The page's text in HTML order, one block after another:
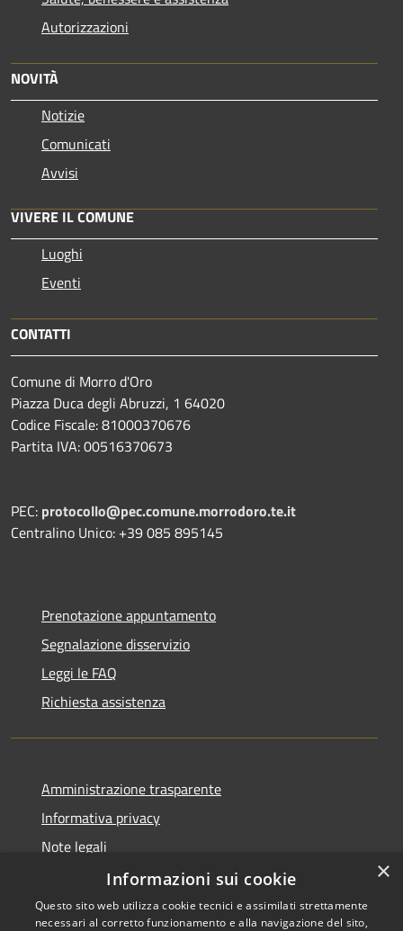
Autorizzazioni
NOVITÀ
Notizie
Comunicati
Avvisi
VIVERE IL COMUNE
Luoghi
Eventi
CONTATTI
Comune di Morro d'Oro
Piazza Duca degli Abruzzi, 1 64020
Codice Fiscale: 81000370676
Partita IVA: 00516370673
PEC: protocollo@pec.comune.morrodoro.te.it
Centralino Unico: +39 085 895145
Prenotazione appuntamento
Segnalazione disservizio
Leggi le FAQ
Richiesta assistenza
Amministrazione trasparente
Informativa privacy
Note legali
Dichiarazione di accessibilità
×
Informazioni sui cookie
Questo sito web utilizza cookie tecnici e assimilati strettamente
necessari al corretto funzionamento e alla navigazione del sito,